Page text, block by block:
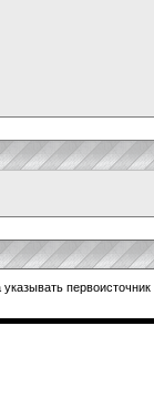
первоисточник